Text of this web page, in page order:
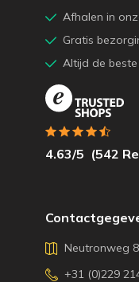
Neutronweg
+31 (0)229
Afhalen in
Gratis
Altijd de beste
4.63/5 (542